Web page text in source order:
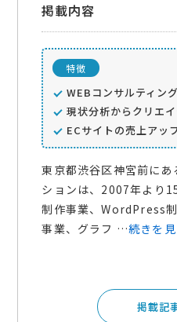
掲載内容
特徴
WEBコンサルティン
現状分析からクリエ
ECサイトの売上アッ
東京都渋谷区神宮前に
ションは、2007年より
制作事業、WordPress
事業、グラフ …続きを見
掲載記